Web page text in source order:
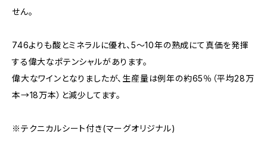
せん。
746よりも酸とミネラルに優れ、5～10年の熟成にて真価を発揮
する偉大なポテンシャルがあります。
偉大なワインとなりましたが、生産量は例年の約65％（平均28万
本→18万本）と減少してます。
※テクニカルシート付き(マーグオリジナル)